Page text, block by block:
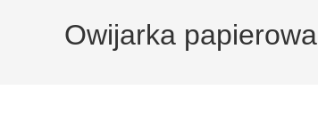
Owijarka papierowa